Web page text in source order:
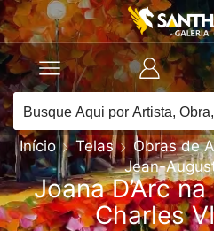
Início Telas Obras de
Jean-
Joana D’Arc
Charles